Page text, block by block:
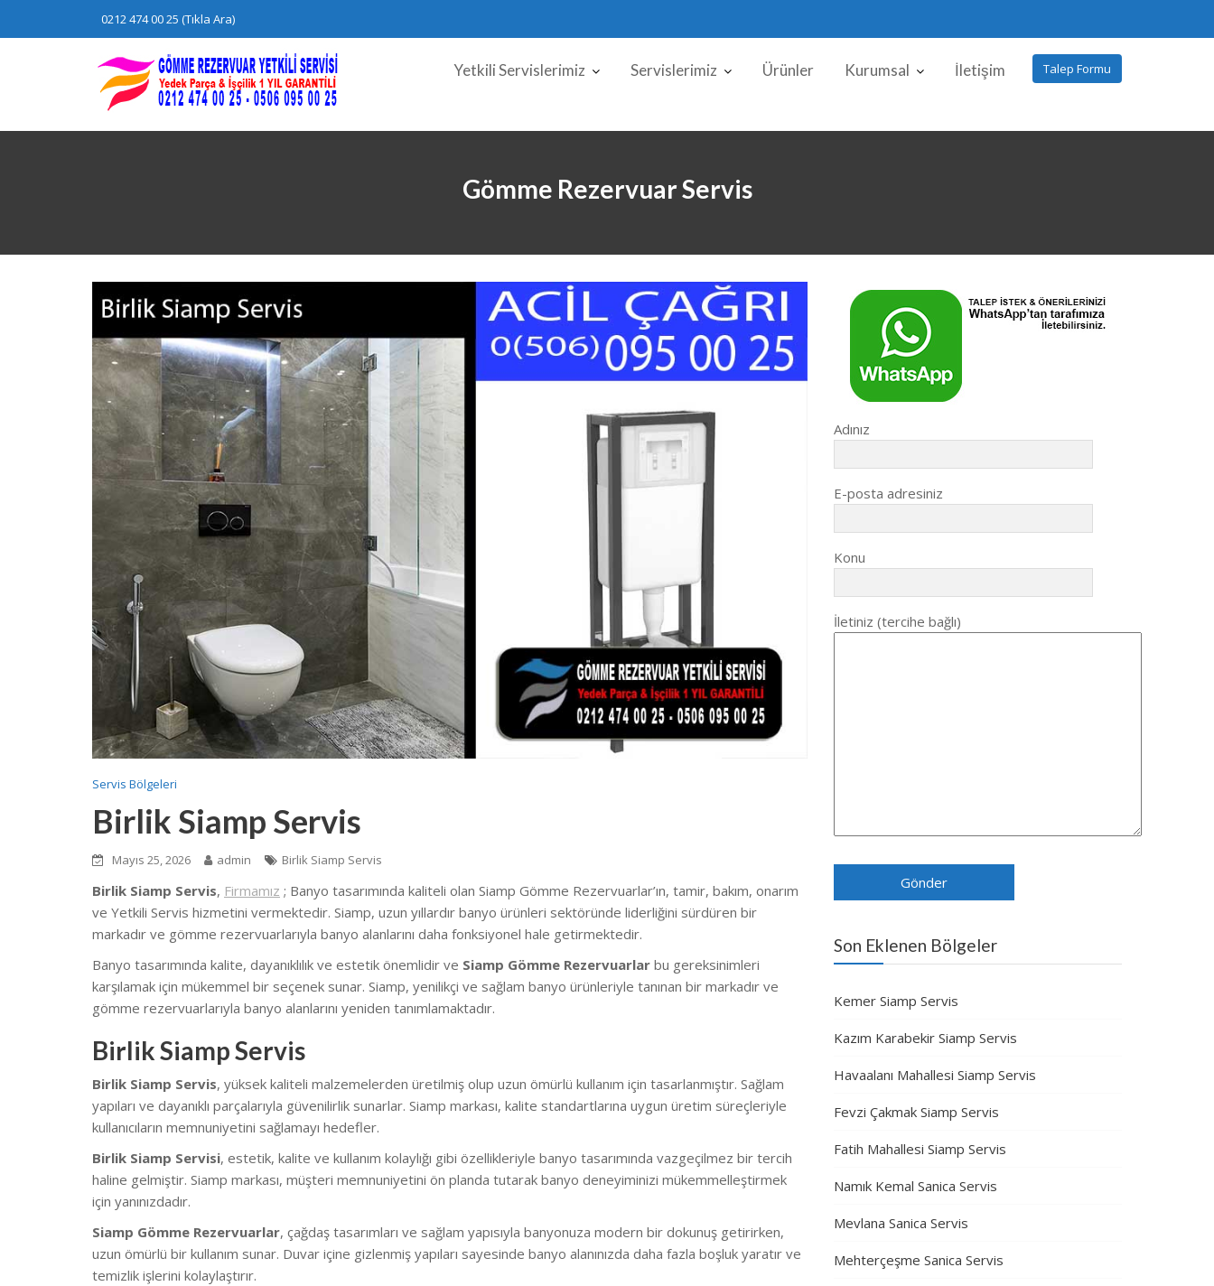
0212 474 00 25 (Tıkla Ara)
Talep Formu
Yetkili Servislerimiz Servislerimiz Ürünler Kurumsal İletişim
Gömme Rezervuar Servis
Servis Bölgeleri
Birlik Siamp Servis
Mayıs 25, 2026 admin Birlik Siamp Servis
Birlik Siamp Servis, Firmamız ; Banyo tasarımında kaliteli olan Siamp Gömme Rezervuarlar’ın, tamir, bakım, onarım
ve Yetkili Servis hizmetini vermektedir. Siamp, uzun yıllardır banyo ürünleri sektöründe liderliğini sürdüren bir
markadır ve gömme rezervuarlarıyla banyo alanlarını daha fonksiyonel hale getirmektedir.
Banyo tasarımında kalite, dayanıklılık ve estetik önemlidir ve Siamp Gömme Rezervuarlar bu gereksinimleri
karşılamak için mükemmel bir seçenek sunar. Siamp, yenilikçi ve sağlam banyo ürünleriyle tanınan bir markadır ve
gömme rezervuarlarıyla banyo alanlarını yeniden tanımlamaktadır.
Birlik Siamp Servis
Birlik Siamp Servis, yüksek kaliteli malzemelerden üretilmiş olup uzun ömürlü kullanım için tasarlanmıştır. Sağlam
yapıları ve dayanıklı parçalarıyla güvenilirlik sunarlar. Siamp markası, kalite standartlarına uygun üretim süreçleriyle
kullanıcıların memnuniyetini sağlamayı hedefler.
Birlik Siamp Servisi, estetik, kalite ve kullanım kolaylığı gibi özellikleriyle banyo tasarımında vazgeçilmez bir tercih
haline gelmiştir. Siamp markası, müşteri memnuniyetini ön planda tutarak banyo deneyiminizi mükemmelleştirmek
için yanınızdadır.
Siamp Gömme Rezervuarlar, çağdaş tasarımları ve sağlam yapısıyla banyonuza modern bir dokunuş getirirken,
uzun ömürlü bir kullanım sunar. Duvar içine gizlenmiş yapıları sayesinde banyo alanınızda daha fazla boşluk yaratır ve
temizlik işlerini kolaylaştırır.
Adınız
E-posta adresiniz
Konu
İletiniz (tercihe bağlı)
Son Eklenen Bölgeler
Kemer Siamp Servis
Kazım Karabekir Siamp Servis
Havaalanı Mahallesi Siamp Servis
Fevzi Çakmak Siamp Servis
Fatih Mahallesi Siamp Servis
Namık Kemal Sanica Servis
Mevlana Sanica Servis
Mehterçeşme Sanica Servis